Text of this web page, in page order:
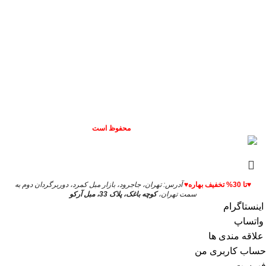
محفوظ است
♥تا
آدرس: تهران، جاجرود، بازار مبل کمرد، دوربرگردان دوم به
سمت تهران،کوچه باغک، پلاک 33، مبل آرکو
اینستاگرام
واتساپ
علاقه مندی ها
حساب کاربری من